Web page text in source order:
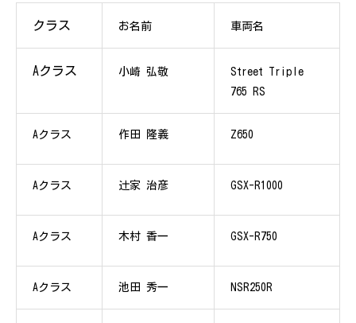
クラス お名前 車両名
Aクラス 小崎 弘敬
Street Triple
765 RS
Aクラス 作田 隆義 Z650
Aクラス 辻家 治彦 GSX-R1000
Aクラス 木村 香一 GSX-R750
Aクラス 池田 秀一 NSR250R